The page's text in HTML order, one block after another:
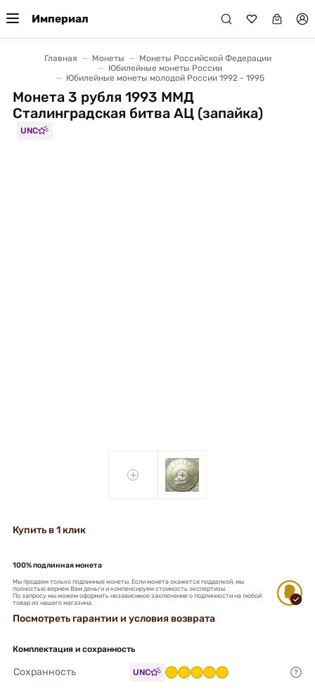
Империал
Главная Монеты
Монеты Российской Федерации
Юбилейные монеты России
Юбилейные монеты молодой России 1992 - 1995
Монета 3 рубля 1993 ММД
Сталинградская битва АЦ (запайка)
UNC
+ +
Купить в 1 клик
100% подлинная монета
Мы продаем только подлинные монеты. Если монета окажется подделкой, мы
полностью вернем Вам деньги и компенсируем стоимость экспертизы.
По запросу мы можем оформить независимое заключение о подлинности на любой
товар из нашего магазина.
Посмотреть гарантии и условия возврата
Комплектация и сохранность
Сохранность UNC